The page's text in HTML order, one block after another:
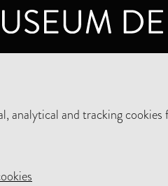
analytical and tracking